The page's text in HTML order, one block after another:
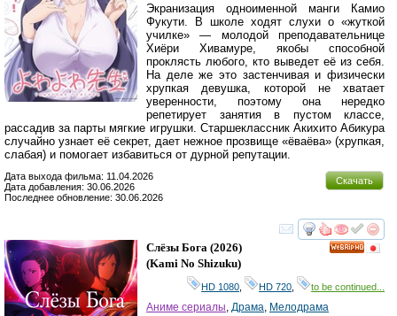
Экранизация одноименной манги Камио
Фукути. В школе ходят слухи о «жуткой
училке» — молодой преподавательнице
Хиёри Хивамуре, якобы способной
проклясть любого, кто выведет её из себя.
На деле же это застенчивая и физически
хрупкая девушка, которой не хватает
уверенности, поэтому она нередко
репетирует занятия в пустом классе,
рассадив за парты мягкие игрушки. Старшеклассник Акихито Абикура
случайно узнает её секрет, дает нежное прозвище «ёваёва» (хрупкая,
слабая) и помогает избавиться от дурной репутации.
Скачать
Дата выхода фильма: 11.04.2026
Дата добавления: 30.06.2026
Последнее обновление: 30.06.2026
смотреть
Слёзы Бога (2026)
(Kami No Shizuku)
HD 1080 HD 720 to be continued...
Аниме сериалы Драма Мелодрама